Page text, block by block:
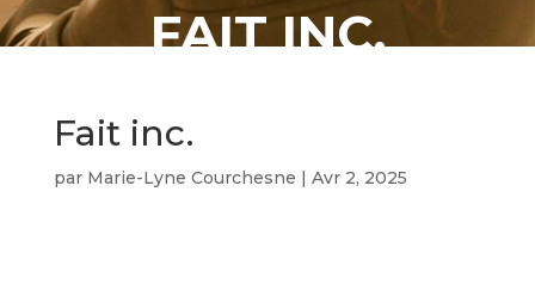
FAIT INC.
Fait inc.
par Marie-Lyne Courchesne | Avr 2, 2025